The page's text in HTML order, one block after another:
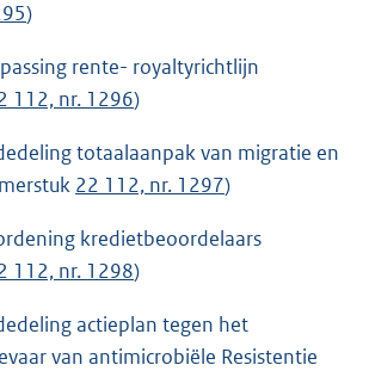
)
rente- royaltyrichtlijn
112, nr. 1296)
totaalaanpak van migratie en
22 112, nr. 1297)
kredietbeoordelaars
112, nr. 1298)
actieplan tegen het
van antimicrobiële Resistentie